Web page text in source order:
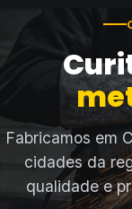
Fabricamos em
cidades da
qualidade e